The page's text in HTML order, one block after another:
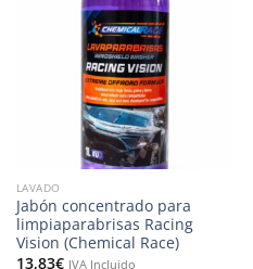
LAVADO
Jabón concentrado para
limpiaparabrisas Racing
Vision (Chemical Race)
13,83€ IVA Incluido